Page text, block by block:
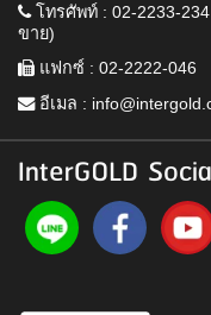
โทรศัพท์ : 02-2233-
ขาย)
แฟกซ์ : 02-2222-046
อีเมล :
InterGOLD